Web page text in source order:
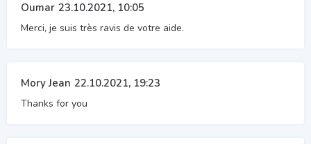
Oumar 23.10.2021, 10:05
Merci, je suis très ravis de votre aide.
Mory Jean 22.10.2021, 19:23
Thanks for you